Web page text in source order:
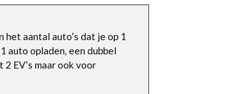
aantal auto’s dat je op 1
auto opladen, een dubbel
EV’s maar ook voor